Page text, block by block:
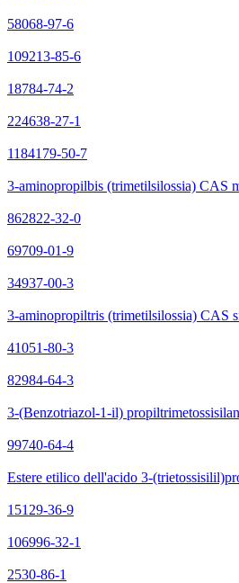
58068-97-6
109213-85-6
18784-74-2
224638-27-1
1184179-50-7
3-aminopropilbis (trimetilsilossia) CAS
862822-32-0
69709-01-9
34937-00-3
3-aminopropiltris (trimetilsilossia) CAS
41051-80-3
82984-64-3
3-(Benzotriazol-1-il)
99740-64-4
Estere etilico dell'acido 3-
15129-36-9
106996-32-1
2530-86-1